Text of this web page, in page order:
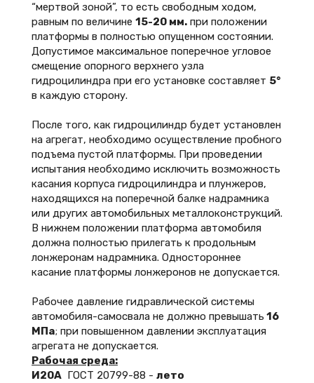
“мертвой зоной”, то есть свободным ходом,
равным по величине 15-20 мм. при положении
платформы в полностью опущенном состоянии.
Допустимое максимальное поперечное угловое
смещение опорного верхнего узла
гидроцилиндра при его установке составляет 5°
в каждую сторону.
После того, как гидроцилиндр будет установлен
на агрегат, необходимо осуществление пробного
подъема пустой платформы. При проведении
испытания необходимо исключить возможность
касания корпуса гидроцилиндра и плунжеров,
находящихся на поперечной балке надрамника
или других автомобильных металлоконструкций.
В нижнем положении платформа автомобиля
должна полностью прилегать к продольным
лонжеронам надрамника. Одностороннее
касание платформы лонжеронов не допускается.
Рабочее давление гидравлической системы
автомобиля-самосвала не должно превышать 16
МПа; при повышенном давлении эксплуатация
агрегата не допускается.
Рабочая среда:
И20А ГОСТ 20799-88 - лето